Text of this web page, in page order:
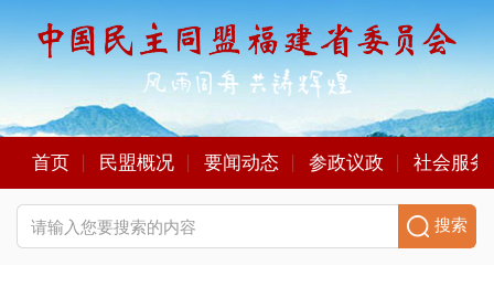
首页 民盟概况 要闻动态 参政议政 社会服务
搜索